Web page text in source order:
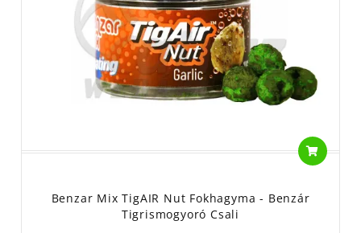
sikert minden horgász számára, akár
hobbi-, akár versenyzői szinten.
Benzar Mix TigAIR Nut Fokhagyma - Benzár
Tigrismogyoró Csali